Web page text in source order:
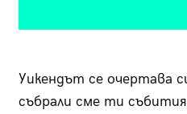
Уикендът се очертава
събрали сме ти